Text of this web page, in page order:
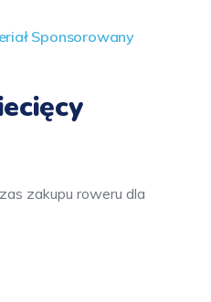
Sponsorowany
zakupu roweru dla